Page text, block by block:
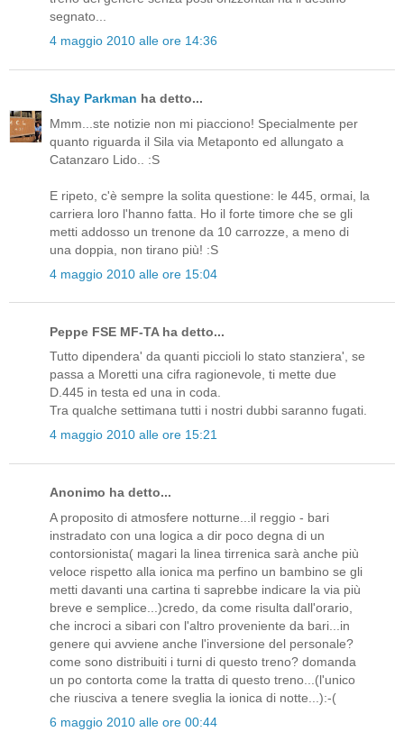
segnato...
4 maggio 2010 alle ore 14:36
Shay Parkman ha detto...
Mmm...ste notizie non mi piacciono! Specialmente per
quanto riguarda il Sila via Metaponto ed allungato a
Catanzaro Lido.. :S
E ripeto, c'è sempre la solita questione: le 445, ormai, la
carriera loro l'hanno fatta. Ho il forte timore che se gli
metti addosso un trenone da 10 carrozze, a meno di
una doppia, non tirano più! :S
4 maggio 2010 alle ore 15:04
Peppe FSE MF-TA ha detto...
Tutto dipendera' da quanti piccioli lo stato stanziera', se
passa a Moretti una cifra ragionevole, ti mette due
D.445 in testa ed una in coda.
Tra qualche settimana tutti i nostri dubbi saranno fugati.
4 maggio 2010 alle ore 15:21
Anonimo ha detto...
A proposito di atmosfere notturne...il reggio - bari
instradato con una logica a dir poco degna di un
contorsionista( magari la linea tirrenica sarà anche più
veloce rispetto alla ionica ma perfino un bambino se gli
metti davanti una cartina ti saprebbe indicare la via più
breve e semplice...)credo, da come risulta dall'orario,
che incroci a sibari con l'altro proveniente da bari...in
genere qui avviene anche l'inversione del personale?
come sono distribuiti i turni di questo treno? domanda
un po contorta come la tratta di questo treno...(l'unico
che riusciva a tenere sveglia la ionica di notte...):-(
6 maggio 2010 alle ore 00:44